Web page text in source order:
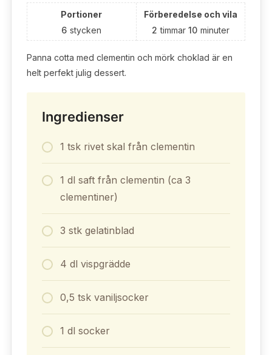
Portioner
6 stycken
Förberedelse och vila
2 timmar 10 minuter
Panna cotta med clementin och mörk choklad är en
helt perfekt julig dessert.
Ingredienser
1 tsk rivet skal från clementin
1 dl saft från clementin (ca 3
clementiner)
3 stk gelatinblad
4 dl vispgrädde
0,5 tsk vaniljsocker
1 dl socker